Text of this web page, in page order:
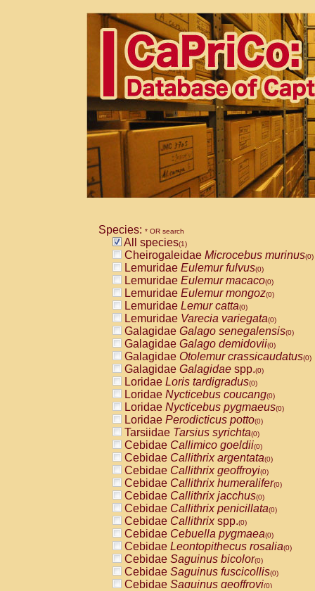
Species: * OR search
All species(1)
Cheirogaleidae Microcebus murinus(0)
Lemuridae Eulemur fulvus(0)
Lemuridae Eulemur macaco(0)
Lemuridae Eulemur mongoz(0)
Lemuridae Lemur catta(0)
Lemuridae Varecia variegata(0)
Galagidae Galago senegalensis(0)
Galagidae Galago demidovii(0)
Galagidae Otolemur crassicaudatus(0)
Galagidae Galagidae spp.(0)
Loridae Loris tardigradus(0)
Loridae Nycticebus coucang(0)
Loridae Nycticebus pygmaeus(0)
Loridae Perodicticus potto(0)
Tarsiidae Tarsius syrichta(0)
Cebidae Callimico goeldii(0)
Cebidae Callithrix argentata(0)
Cebidae Callithrix geoffroyi(0)
Cebidae Callithrix humeralifer(0)
Cebidae Callithrix jacchus(0)
Cebidae Callithrix penicillata(0)
Cebidae Callithrixspp.(0)
Cebidae Cebuella pygmaea(0)
Cebidae Leontopithecus rosalia(0)
Cebidae Saguinus bicolor(0)
Cebidae Saguinus fuscicollis(0)
Cebidae Saguinus geoffroyi(0)